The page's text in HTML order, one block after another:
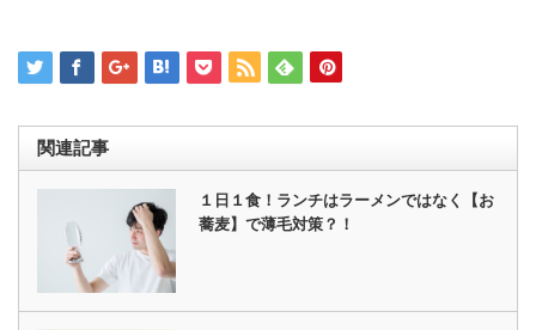
き
ま
す)
関連記事
１日１食！ランチはラーメンではなく【お
蕎麦】で薄毛対策？！